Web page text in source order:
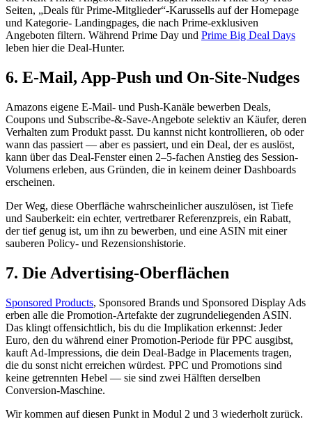
Seiten, „Deals für Prime-Mitglieder“-Karussells auf der Homepage
und Kategorie- Landingpages, die nach Prime-exklusiven
Angeboten filtern. Während Prime Day und Prime Big Deal Days
leben hier die Deal-Hunter.
6. E-Mail, App-Push und On-Site-Nudges
Amazons eigene E-Mail- und Push-Kanäle bewerben Deals,
Coupons und Subscribe-&-Save-Angebote selektiv an Käufer, deren
Verhalten zum Produkt passt. Du kannst nicht kontrollieren, ob oder
wann das passiert — aber es passiert, und ein Deal, der es auslöst,
kann über das Deal-Fenster einen 2–5-fachen Anstieg des Session-
Volumens erleben, aus Gründen, die in keinem deiner Dashboards
erscheinen.
Der Weg, diese Oberfläche wahrscheinlicher auszulösen, ist Tiefe
und Sauberkeit: ein echter, vertretbarer Referenzpreis, ein Rabatt,
der tief genug ist, um ihn zu bewerben, und eine ASIN mit einer
sauberen Policy- und Rezensionshistorie.
7. Die Advertising-Oberflächen
Sponsored Products, Sponsored Brands und Sponsored Display Ads
erben alle die Promotion-Artefakte der zugrundeliegenden ASIN.
Das klingt offensichtlich, bis du die Implikation erkennst: Jeder
Euro, den du während einer Promotion-Periode für PPC ausgibst,
kauft Ad-Impressions, die dein Deal-Badge in Placements tragen,
die du sonst nicht erreichen würdest. PPC und Promotions sind
keine getrennten Hebel — sie sind zwei Hälften derselben
Conversion-Maschine.
Wir kommen auf diesen Punkt in Modul 2 und 3 wiederholt zurück.